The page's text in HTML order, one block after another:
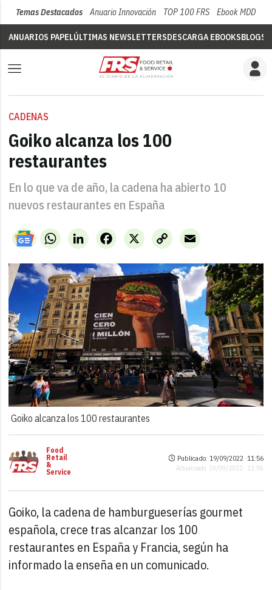
Temas Destacados Anuario Innovación TOP 100 FRS Ebook MDD
ANUARIOS PAPELÚLTIMAS NEWSLETTERSDESCARGA EBOOKSBLOGS
CADENAS
Goiko alcanza los 100
restaurantes
En lo que va de año, la cadena ha abierto 10
nuevos restaurantes en España
WhatsAppLinkedIn X
Facebook
Copy
Link
Email
Goiko alcanza los 100 restaurantes
Food
Retail
&
Service
Publicado: 19/09/2022 ·11:56
Actualizado: 19/09/2022 · 11:56
Goiko, la cadena de hamburgueserías gourmet
española, crece tras alcanzar los 100
restaurantes en España y Francia, según ha
informado la enseña en un comunicado.